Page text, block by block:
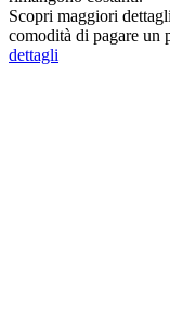
Scopri maggiori
comodità di pagare un
dettagli